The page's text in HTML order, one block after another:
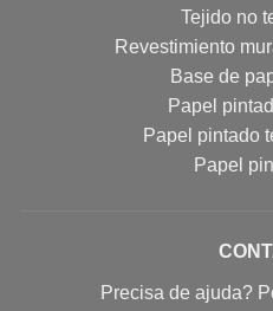
Tejido no
Revestimiento
Base de
Papel
Papel pintado
Papel
Precisa de ajuda?